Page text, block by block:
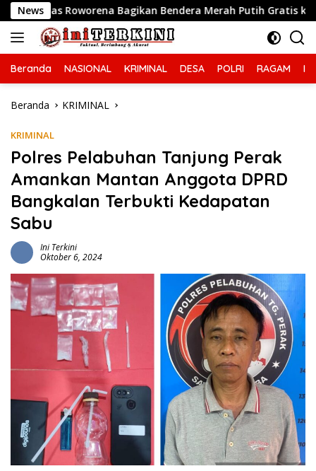
Langsung
ke
konten
News
Bagikan Bendera Merah Putih Gratis ke Warga
Beranda NASIONAL KRIMINAL DESA POLRI RAGAM
Beranda KRIMINAL
KRIMINAL
Polres Pelabuhan Tanjung Perak
Amankan Mantan Anggota DPRD
Bangkalan Terbukti Kedapatan
Sabu
Ini Terkini
Oktober 6, 2024